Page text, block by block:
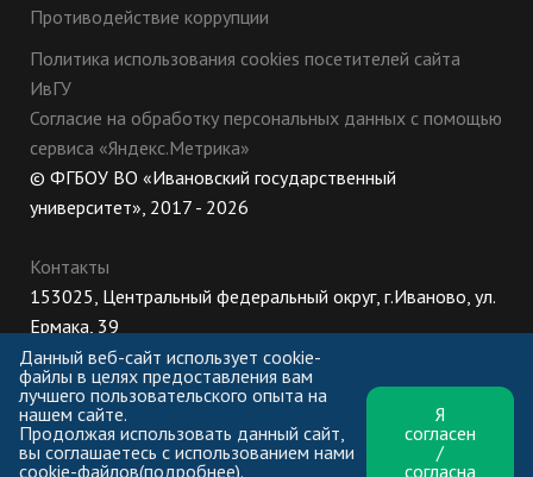
Противодействие коррупции
Политика использования cookies посетителей сайта
ИвГУ
Согласие на обработку персональных данных с помощью
сервиса «Яндекс.Метрика»
© ФГБОУ ВО «Ивановский государственный
университет», 2017 - 2026
Контакты
153025, Центральный федеральный округ, г.Иваново, ул.
Ермака, 39
8 (800) 222-56-86 (Приемная комиссия), +7 (4932) 32-62-
10 (Ректорат)
ПН-ЧТ: 8:30-17:00;
ПТ: 8:30-16:00;
Данный веб-сайт использует cookie-
файлы в целях предоставления вам
лучшего пользовательского опыта на
нашем сайте.
Продолжая использовать данный сайт,
вы соглашаетесь с использованием нами
cookie-файлов(подробнее).
Я
согласен
/
согласна